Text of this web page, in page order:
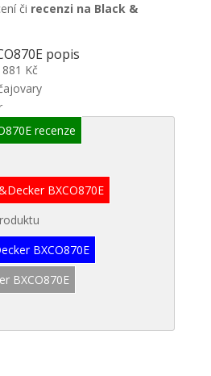
či recenzi na Black &
popis
Kč
recenze
BXCO870E
BXCO870E
BXCO870E